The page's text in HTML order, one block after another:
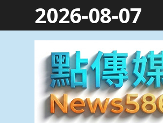
2026-08-07